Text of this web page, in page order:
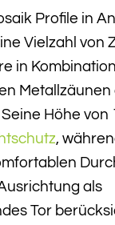
Profile in
Vielzahl von
in
Höhe von
,
als
Tor